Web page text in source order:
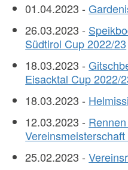
01.04.2023 -
26.03.2023 -
Südtirol Cup 2022/23
18.03.2023 -
Eisacktal Cup 2022/
18.03.2023 -
12.03.2023 -
25.02.2023 -